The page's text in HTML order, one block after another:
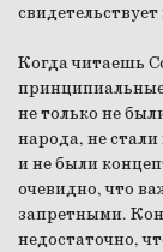
Когда читаешь
не только не
народа, не
и не были
очевидно, что
запретными.
недостаточно,